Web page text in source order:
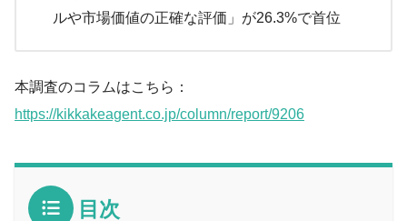
ルや市場価値の正確な評価」が26.3%で首位
本調査のコラムはこちら：
https://kikkakeagent.co.jp/column/report/9206
目次